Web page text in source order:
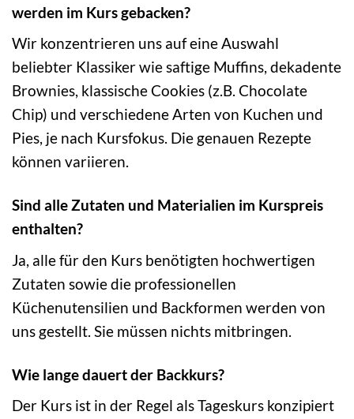
werden im Kurs gebacken?
Wir konzentrieren uns auf eine Auswahl
beliebter Klassiker wie saftige Muffins, dekadente
Brownies, klassische Cookies (z.B. Chocolate
Chip) und verschiedene Arten von Kuchen und
Pies, je nach Kursfokus. Die genauen Rezepte
können variieren.
Sind alle Zutaten und Materialien im Kurspreis
enthalten?
Ja, alle für den Kurs benötigten hochwertigen
Zutaten sowie die professionellen
Küchenutensilien und Backformen werden von
uns gestellt. Sie müssen nichts mitbringen.
Wie lange dauert der Backkurs?
Der Kurs ist in der Regel als Tageskurs konzipiert